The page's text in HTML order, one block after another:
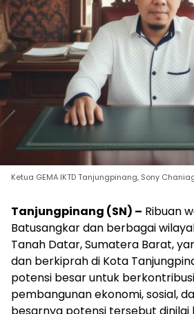
Ketua GEMA IKTD Tanjungpinang, Sony
Tanjungpinang (SN) – Ribuan
Batusangkar dan berbagai
Tanah Datar, Sumatera Barat,
dan berkiprah di Kota
potensi besar untuk
pembangunan ekonomi, sosial,